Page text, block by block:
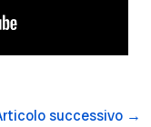
successivo →